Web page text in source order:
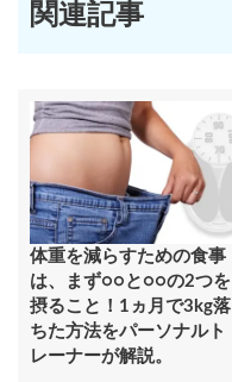
関連記事
体重を減らすための食事
は、まず○○と○○の2つを
摂ること！1ヵ月で3kg落
ちた方法をパーソナルト
レーナーが解説。